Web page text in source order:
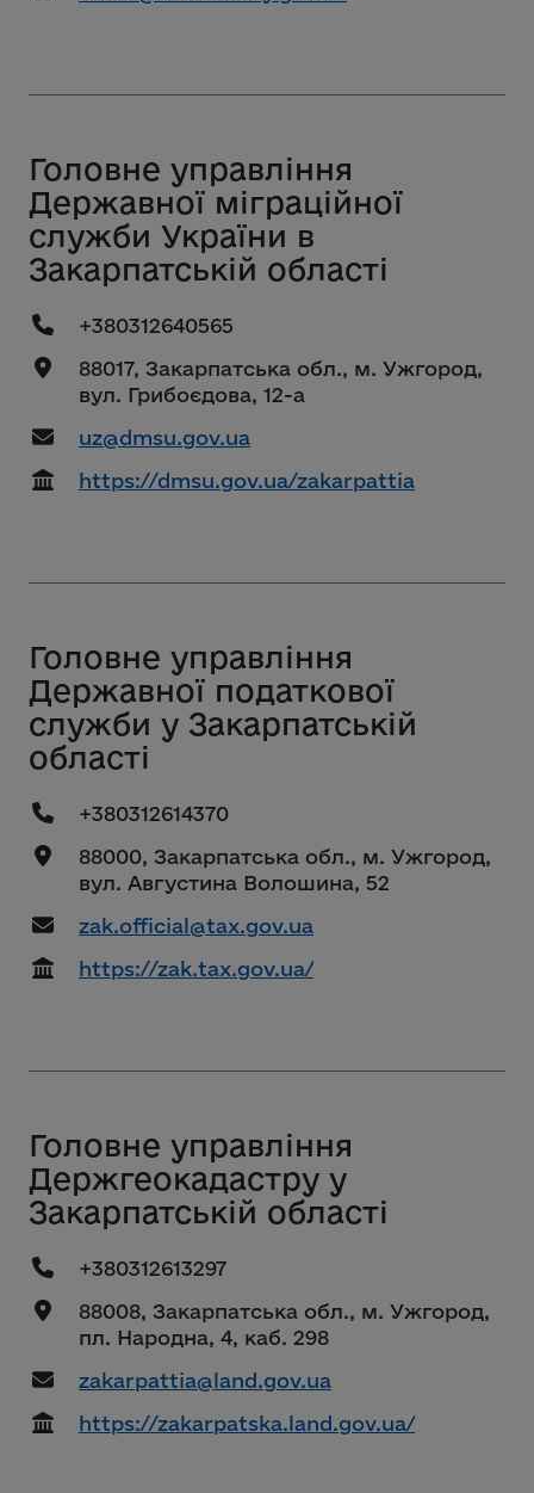
Головне управління
Державної міграційної
служби України в
Закарпатській області
+380312640565
88017, Закарпатська обл., м. Ужгород,
вул. Грибоєдова, 12-а
uz@dmsu.gov.ua
https://dmsu.gov.ua/zakarpattia
Головне управління
Державної податкової
служби у Закарпатській
області
+380312614370
88000, Закарпатська обл., м. Ужгород,
вул. Августина Волошина, 52
zak.official@tax.gov.ua
https://zak.tax.gov.ua/
Головне управління
Держгеокадастру у
Закарпатській області
+380312613297
88008, Закарпатська обл., м. Ужгород,
пл. Народна, 4, каб. 298
zakarpattia@land.gov.ua
https://zakarpatska.land.gov.ua/